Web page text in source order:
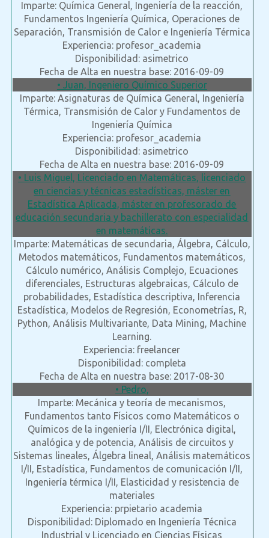
Imparte: Química General, Ingeniería de la reacción,
Fundamentos Ingeniería Química, Operaciones de
Separación, Transmisión de Calor e Ingeniería Térmica
Experiencia: profesor_academia
Disponibilidad: asimetrico
Fecha de Alta en nuestra base: 2016-09-09
• Juan, Ingeniero Químico Superior
Imparte: Asignaturas de Química General, Ingeniería
Térmica, Transmisión de Calor y Fundamentos de
Ingeniería Química
Experiencia: profesor_academia
Disponibilidad: asimetrico
Fecha de Alta en nuestra base: 2016-09-09
• Luis Miguel, Licenciado en Matemáticas, licenciado
en ciencias y técnicas estadísticas, máster en
Estadística Aplicada, máster en profesorado de
educación secundaria y bachillerato con especialidad
en matemáticas.
Imparte: Matemáticas de secundaria, Álgebra, Cálculo,
Metodos matemáticos, Fundamentos matemáticos,
Cálculo numérico, Análisis Complejo, Ecuaciones
diferenciales, Estructuras algebraicas, Cálculo de
probabilidades, Estadística descriptiva, Inferencia
Estadística, Modelos de Regresión, Econometrías, R,
Python, Análisis Multivariante, Data Mining, Machine
Learning.
Experiencia: freelancer
Disponibilidad: completa
Fecha de Alta en nuestra base: 2017-08-30
• Pedro,
Imparte: Mecánica y teoría de mecanismos,
Fundamentos tanto Físicos como Matemáticos o
Químicos de la ingeniería I/II, Electrónica digital,
analógica y de potencia, Análisis de circuitos y
Sistemas lineales, Álgebra lineal, Análisis matemáticos
I/II, Estadística, Fundamentos de comunicación I/II,
Ingeniería térmica I/II, Elasticidad y resistencia de
materiales
Experiencia: prpietario academia
Disponibilidad: Diplomado en Ingeniería Técnica
Industrial y Licenciado en Ciencias Físicas